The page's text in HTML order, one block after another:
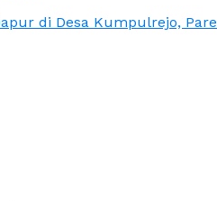
di Desa Kumpulrejo,